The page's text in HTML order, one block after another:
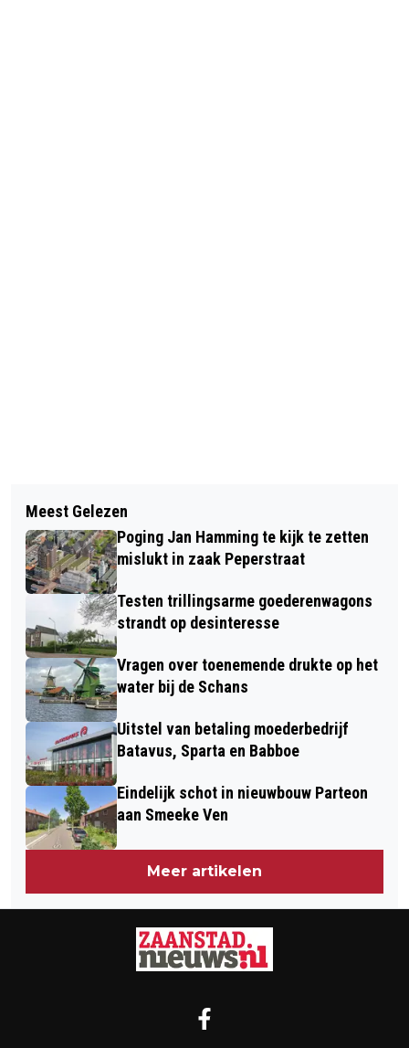
MILIEUDEFENSIE VRAAGT IN
ZAANDAM 'GROTE VERVUILER' OM
KLIMAATPLAN
REGIOBURGEMEESTERS PLEITEN BIJ
KABINET VOOR VERSOEPELINGEN
Meest Gelezen
Poging Jan Hamming te kijk te zetten
mislukt in zaak Peperstraat
Testen trillingsarme goederenwagons
strandt op desinteresse
Vragen over toenemende drukte op het
water bij de Schans
Uitstel van betaling moederbedrijf
Batavus, Sparta en Babboe
Eindelijk schot in nieuwbouw Parteon
aan Smeeke Ven
Meer artikelen